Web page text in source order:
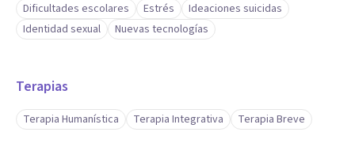
Dificultades escolares
Estrés
Ideaciones suicidas
Identidad sexual
Nuevas tecnologías
Terapias
Terapia Humanística Terapia Integrativa Terapia Breve